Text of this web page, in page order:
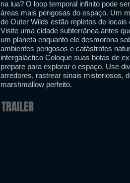
na lua? O loop temporal infinito pode
áreas mais perigosas do espaço. Um
de Outer Wilds estão repletos de
Visite uma cidade subterrânea antes
um planeta enquanto ele desmorona
ambientes perigosos e catástrofes
intergaláctico Coloque suas botas de
prepare para explorar o espaço. Use
arredores, rastrear sinais misteriosos,
marshmallow perfeito.
TRAILER